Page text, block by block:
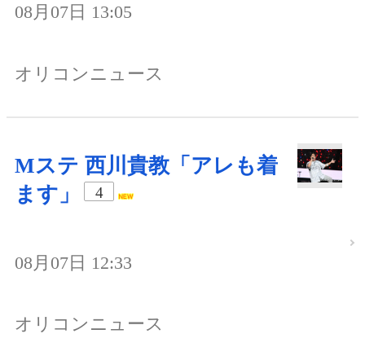
08月07日 13:05
オリコンニュース
Mステ 西川貴教「アレも着
ます」
4
08月07日 12:33
オリコンニュース